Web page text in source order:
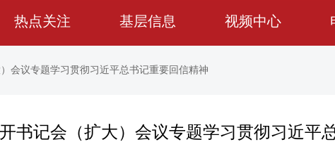
热点关注 基层信息 视频中心
会议专题学习贯彻习近平总书记重要回信精神
书记会（扩大）会议专题学习贯彻习近平